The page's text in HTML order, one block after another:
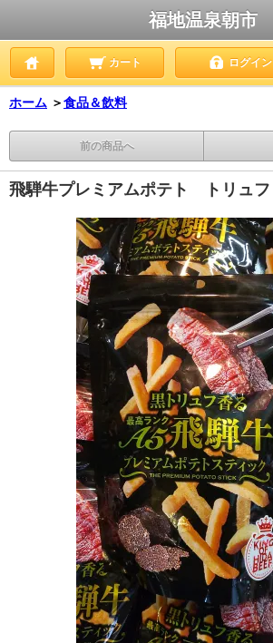
福地温泉朝市
カート ログイン
ホーム ＞食品＆飲料
前の商品へ
飛騨牛プレミアムポテト トリュフ